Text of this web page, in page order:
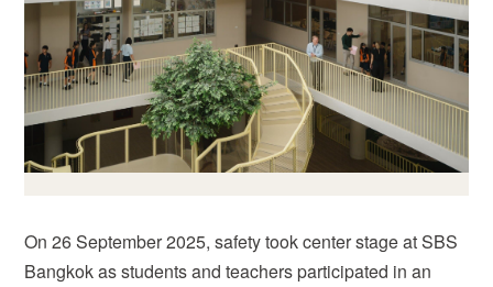
On 26 September 2025, safety took center stage at SBS
Bangkok as students and teachers participated in an